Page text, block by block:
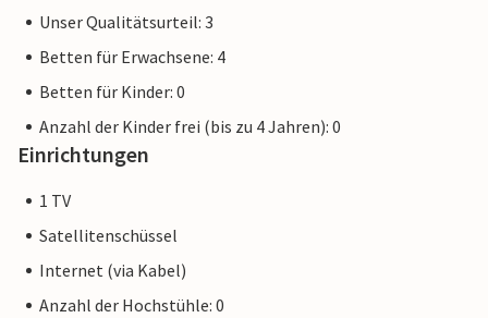
Unser Qualitätsurteil: 3
Betten für Erwachsene: 4
Betten für Kinder: 0
Anzahl der Kinder frei (bis zu 4 Jahren): 0
Einrichtungen
1 TV
Satellitenschüssel
Internet (via Kabel)
Anzahl der Hochstühle: 0